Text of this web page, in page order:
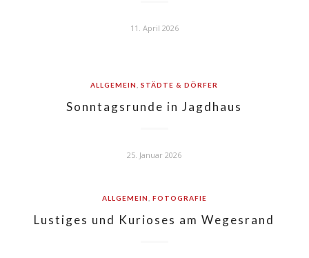
11. April 2026
ALLGEMEIN ,STÄDTE & DÖRFER
Sonntagsrunde in Jagdhaus
25. Januar 2026
ALLGEMEIN FOTOGRAFIE
Lustiges und Kurioses am Wegesrand